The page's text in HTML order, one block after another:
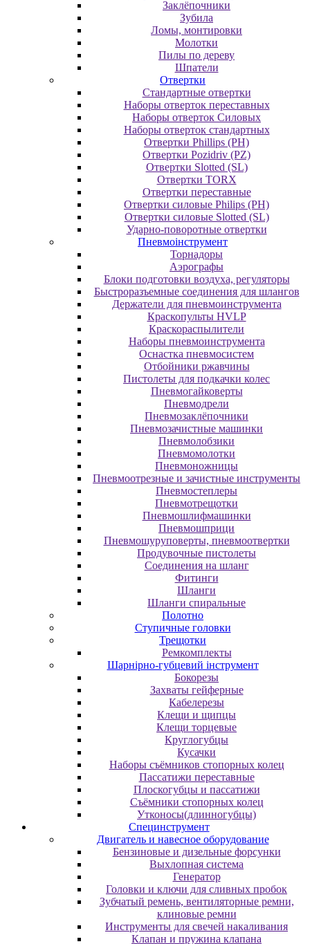
Заклёпочники
Зубила
Ломы, монтировки
Молотки
Пилы по дереву
Шпатели
Отвертки
Cтандартные отвертки
Наборы отверток переставных
Наборы отверток Силовых
Наборы отверток стандартных
Отвертки Phillips (PH)
Отвертки Pozidriv (PZ)
Отвертки Slotted (SL)
Отвертки TORX
Отвертки переставные
Отвертки силовые Philips (PH)
Отвертки силовые Slotted (SL)
Ударно-поворотные отвертки
Пневмоінструмент
Topнaдopы
Аэрографы
Блоки подготовки воздуха, регуляторы
Быстроразъемные соединения для шлангов
Держатели для пневмоинструмента
Краскопульты HVLP
Краскораспылители
Наборы пневмоинструмента
Оснастка пневмосистем
Отбойники ржавчины
Пистолеты для подкачки колес
Пневмогайковерты
Пневмодрели
Пневмозаклёпочники
Пневмозачистные машинки
Пневмолобзики
Пневмомолотки
Пневмоножницы
Пневмоотрезные и зачистные инструменты
Пневмостеплеры
Пневмотрещотки
Пневмошлифмашинки
Пневмошприци
Пневмошуруповерты, пневмоотвертки
Продувочные пистолеты
Соединения на шланг
Фитинги
Шланги
Шланги спиральные
Полотно
Ступичные головки
Трещотки
Ремкомплекты
Шарнірно-губцевий інструмент
Бокорезы
Захваты гейферные
Кабелерезы
Клещи и щипцы
Клещи торцевые
Круглогубцы
Кусачки
Наборы съёмников стопорных колец
Пассатижи переставные
Плоскогубцы и пассатижи
Съёмники стопорных колец
Утконосы(длинногубцы)
Специнструмент
Двигатель и навесное оборудование
Бензиновые и дизельные форсунки
Выхлопная система
Генератор
Головки и ключи для сливных пробок
Зубчатый ремень, вентиляторные ремни,
клиновые ремни
Инструменты для свечей накаливания
Клапан и пружина клапана